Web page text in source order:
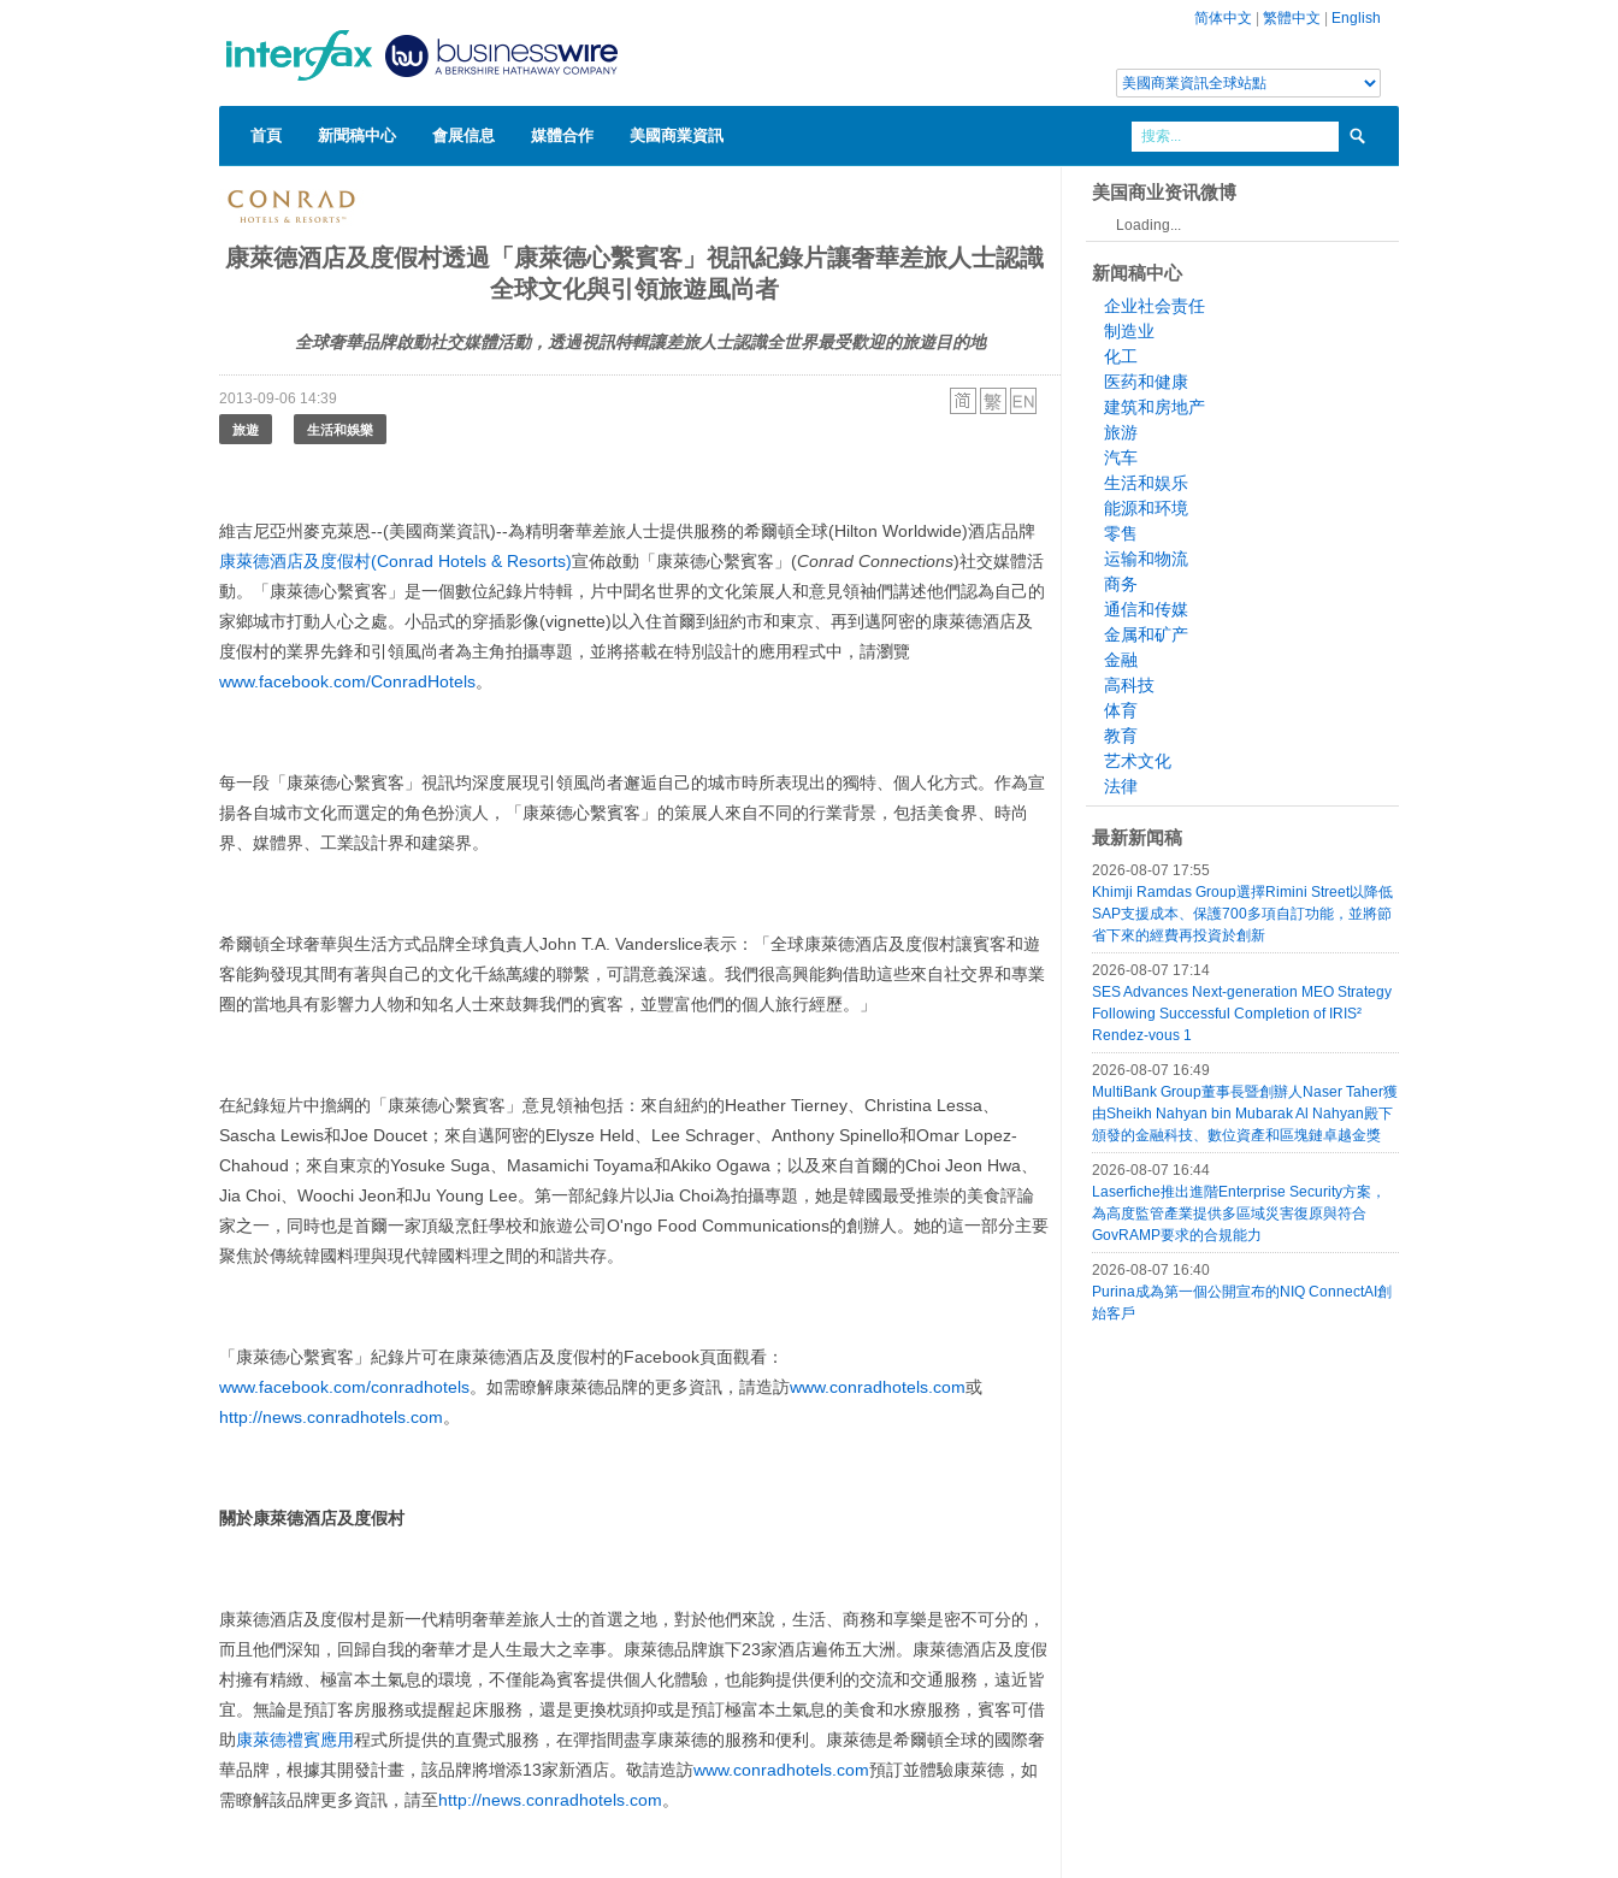
简体中文 繁體中文 English
首頁 新聞稿中心 會展信息 媒體合作 美國商業資訊
康萊德酒店及度假村透過「康萊德心繫賓客」視訊紀錄片讓奢華差旅人士認識
全球文化與引領旅遊風尚者
全球奢華品牌啟動社交媒體活動，透過視訊特輯讓差旅人士認識全世界最受歡迎的旅遊目的地
2013-09-06 14:39
旅遊 生活和娛樂
維吉尼亞州麥克萊恩--(美國商業資訊)--為精明奢華差旅人士提供服務的希爾頓全球(Hilton Worldwide)酒店品牌
康萊德酒店及度假村(Conrad Hotels & Resorts)宣佈啟動「康萊德心繫賓客」(Conrad Connections)社交媒體活
動。「康萊德心繫賓客」是一個數位紀錄片特輯，片中聞名世界的文化策展人和意見領袖們講述他們認為自己的
家鄉城市打動人心之處。小品式的穿插影像(vignette)以入住首爾到紐約市和東京、再到邁阿密的康萊德酒店及
度假村的業界先鋒和引領風尚者為主角拍攝專題，並將搭載在特別設計的應用程式中，請瀏覽
www.facebook.com/ConradHotels。
每一段「康萊德心繫賓客」視訊均深度展現引領風尚者邂逅自己的城市時所表現出的獨特、個人化方式。作為宣
揚各自城市文化而選定的角色扮演人，「康萊德心繫賓客」的策展人來自不同的行業背景，包括美食界、時尚
界、媒體界、工業設計界和建築界。
希爾頓全球奢華與生活方式品牌全球負責人John T.A. Vanderslice表示：「全球康萊德酒店及度假村讓賓客和遊
客能夠發現其間有著與自己的文化千絲萬縷的聯繫，可謂意義深遠。我們很高興能夠借助這些來自社交界和專業
圈的當地具有影響力人物和知名人士來鼓舞我們的賓客，並豐富他們的個人旅行經歷。」
在紀錄短片中擔綱的「康萊德心繫賓客」意見領袖包括：來自紐約的Heather Tierney、Christina Lessa、
Sascha Lewis和Joe Doucet；來自邁阿密的Elysze Held、Lee Schrager、Anthony Spinello和Omar Lopez-
Chahoud；來自東京的Yosuke Suga、Masamichi Toyama和Akiko Ogawa；以及來自首爾的Choi Jeon Hwa、
Jia Choi、Woochi Jeon和Ju Young Lee。第一部紀錄片以Jia Choi為拍攝專題，她是韓國最受推崇的美食評論
家之一，同時也是首爾一家頂級烹飪學校和旅遊公司O'ngo Food Communications的創辦人。她的這一部分主要
聚焦於傳統韓國料理與現代韓國料理之間的和諧共存。
「康萊德心繫賓客」紀錄片可在康萊德酒店及度假村的Facebook頁面觀看：
www.facebook.com/conradhotels。如需瞭解康萊德品牌的更多資訊，請造訪www.conradhotels.com或
http://news.conradhotels.com。
關於康萊德酒店及度假村
康萊德酒店及度假村是新一代精明奢華差旅人士的首選之地，對於他們來說，生活、商務和享樂是密不可分的，
而且他們深知，回歸自我的奢華才是人生最大之幸事。康萊德品牌旗下23家酒店遍佈五大洲。康萊德酒店及度假
村擁有精緻、極富本土氣息的環境，不僅能為賓客提供個人化體驗，也能夠提供便利的交流和交通服務，遠近皆
宜。無論是預訂客房服務或提醒起床服務，還是更換枕頭抑或是預訂極富本土氣息的美食和水療服務，賓客可借
助康萊德禮賓應用程式所提供的直覺式服務，在彈指間盡享康萊德的服務和便利。康萊德是希爾頓全球的國際奢
華品牌，根據其開發計畫，該品牌將增添13家新酒店。敬請造訪www.conradhotels.com預訂並體驗康萊德，如
需瞭解該品牌更多資訊，請至http://news.conradhotels.com。
美国商业资讯微博
Loading...
新闻稿中心
企业社会责任
制造业
化工
医药和健康
建筑和房地产
旅游
汽车
生活和娱乐
能源和环境
零售
运输和物流
商务
通信和传媒
金属和矿产
金融
高科技
体育
教育
艺术文化
法律
最新新闻稿
2026-08-07 17:55
Khimji Ramdas Group選擇Rimini Street以降低
SAP支援成本、保護700多項自訂功能，並將節
省下來的經費再投資於創新
2026-08-07 17:14
SES Advances Next-generation MEO Strategy
Following Successful Completion of IRIS²
Rendez-vous 1
2026-08-07 16:49
MultiBank Group董事長暨創辦人Naser Taher獲
由Sheikh Nahyan bin Mubarak Al Nahyan殿下
頒發的金融科技、數位資產和區塊鏈卓越金獎
2026-08-07 16:44
Laserfiche推出進階Enterprise Security方案，
為高度監管產業提供多區域災害復原與符合
GovRAMP要求的合規能力
2026-08-07 16:40
Purina成為第一個公開宣布的NIQ ConnectAI創
始客戶